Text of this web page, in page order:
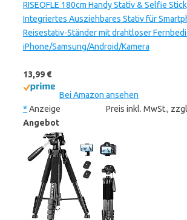
RISEOFLE 180cm Handy Stativ & Selfie
Integriertes Ausziehbares Stativ für
Reisestativ-Ständer mit drahtloser
iPhone/Samsung/Android/Kamera
13,99 €
Bei Amazon ansehen
* Anzeige
Preis inkl. MwSt.,
Angebot